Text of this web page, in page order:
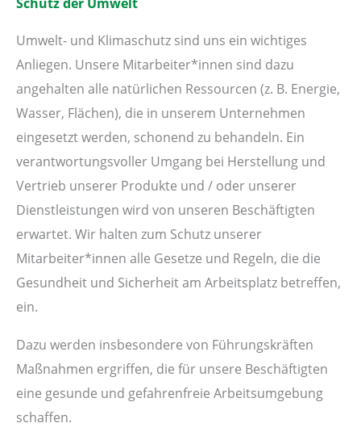
Umwelt- und Klimaschutz sind uns ein wichtiges
Anliegen. Unsere Mitarbeiter*innen sind dazu
angehalten alle natürlichen Ressourcen (z. B. Energie,
Wasser, Flächen), die in unserem Unternehmen
eingesetzt werden, schonend zu behandeln. Ein
verantwortungsvoller Umgang bei Herstellung und
Vertrieb unserer Produkte und / oder unserer
Dienstleistungen wird von unseren Beschäftigten
erwartet. Wir halten zum Schutz unserer
Mitarbeiter*innen alle Gesetze und Regeln, die die
Gesundheit und Sicherheit am Arbeitsplatz betreffen,
ein.
Dazu werden insbesondere von Führungskräften
Maßnahmen ergriffen, die für unsere Beschäftigten
eine gesunde und gefahrenfreie Arbeitsumgebung
schaffen.